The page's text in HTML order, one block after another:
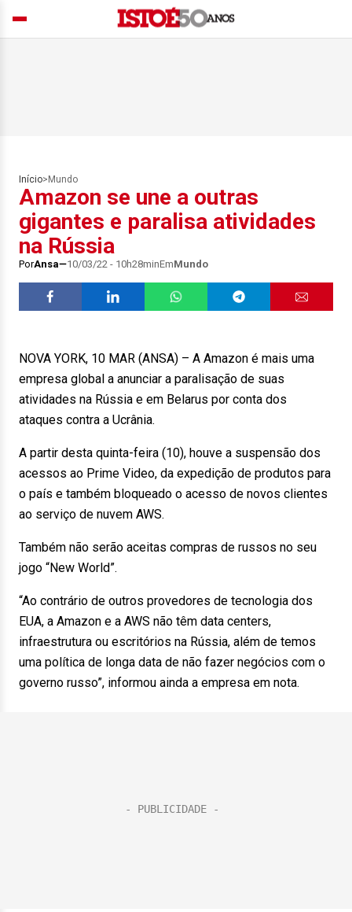
Início> Mundo
Amazon se une a outras
gigantes e paralisa atividades
na Rússia
PorAnsa 10/03/22 - 10h28minEmMundo
NOVA YORK, 10 MAR (ANSA) – A Amazon é mais uma
empresa global a anunciar a paralisação de suas
atividades na Rússia e em Belarus por conta dos
ataques contra a Ucrânia.
A partir desta quinta-feira (10), houve a suspensão dos
acessos ao Prime Video, da expedição de produtos para
o país e também bloqueado o acesso de novos clientes
ao serviço de nuvem AWS.
Também não serão aceitas compras de russos no seu
jogo “New World”.
“Ao contrário de outros provedores de tecnologia dos
EUA, a Amazon e a AWS não têm data centers,
infraestrutura ou escritórios na Rússia, além de temos
uma política de longa data de não fazer negócios com o
governo russo”, informou ainda a empresa em nota.